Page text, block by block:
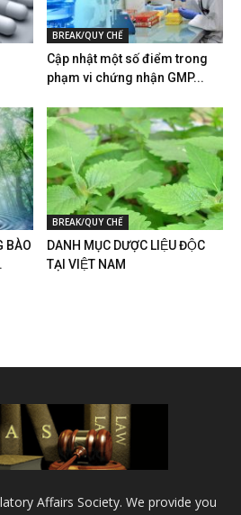
BREAK/QUY CHẾ
Cập nhật một số điểm trong
phạm vi chứng nhận GMP...
BÀO
BREAK/QUY CHẾ
DANH MỤC DƯỢC LIỆU ĐỘC
TẠI VIỆT NAM
Affairs Society. We provide you